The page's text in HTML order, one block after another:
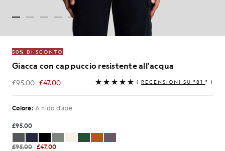
50% DI SCONTO
Giacca con cappuccio resistente all'acqua
£95.00 £47.00
£47.00 ( RECENSIONI SU "81 " )
Colore: A nido d'ape
£95.00
£95.00 £47.00